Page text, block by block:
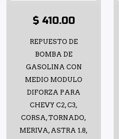
$ 410.00
REPUESTO DE
BOMBA DE
GASOLINA CON
MEDIO MODULO
DIFORZA PARA
CHEVY C2, C3,
CORSA, TORNADO,
MERIVA, ASTRA 1.8,